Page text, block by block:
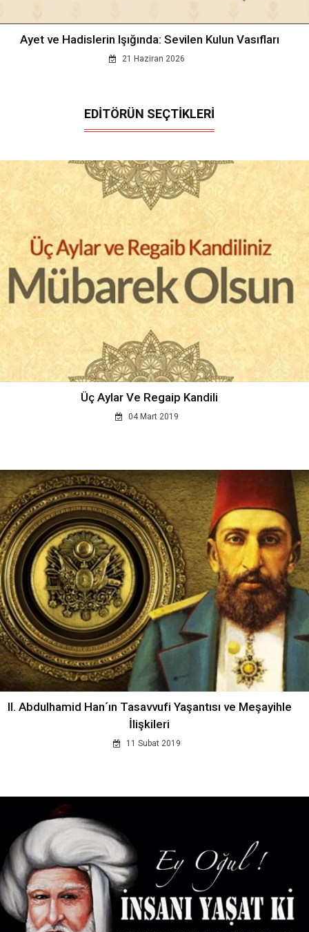
Ayet ve Hadislerin Işığında: Sevilen Kulun Vasıfları
21 Haziran 2026
EDİTÖRÜN SEÇTİKLERİ
Üç Aylar Ve Regaip Kandili
04 Mart 2019
II. Abdulhamid Han´ın Tasavvufi Yaşantısı ve Meşayihle
İlişkileri
11 Subat 2019